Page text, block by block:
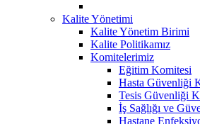
Kalite Yönetimi
Kalite Yönetim Birimi
Kalite Politikamız
Komitelerimiz
Eğitim Komitesi
Hasta Güvenliği
Tesis Güvenliği
İş Sağlığı ve
Hastane